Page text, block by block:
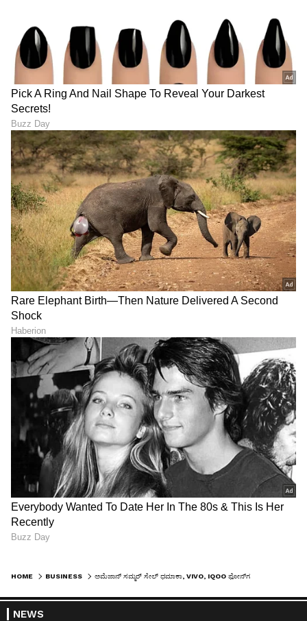
ಟ್ರಂಪ್ ಐತಿಹಾಸಿಕ ಒಪ್ಪಂದ | India US
Trade Deal | Party Rounds
HOME BUSINESS
NEWS